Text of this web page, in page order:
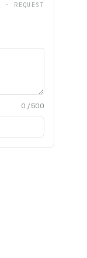
· REQUEST
0 / 500